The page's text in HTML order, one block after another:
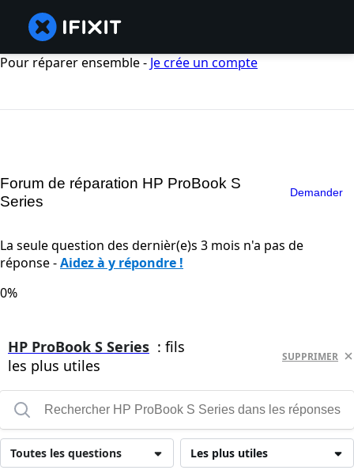
Pour réparer ensemble - Je crée un compte
Forum de réparation HP ProBook S
Series
Demander
La seule question des dernièr(e)s 3 mois n'a pas de
réponse -Aidez à y répondre !
0%
HP ProBook S Series : fils
les plus utiles
SUPPRIMER
Les plus utiles
Toutes les questions